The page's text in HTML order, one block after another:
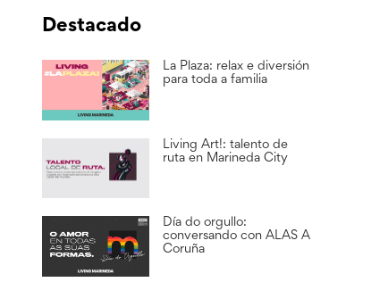
Destacado
La Plaza: relax e diversión
para toda a familia
Living Art!: talento de
ruta en Marineda City
Día do orgullo:
conversando con ALAS A
Coruña